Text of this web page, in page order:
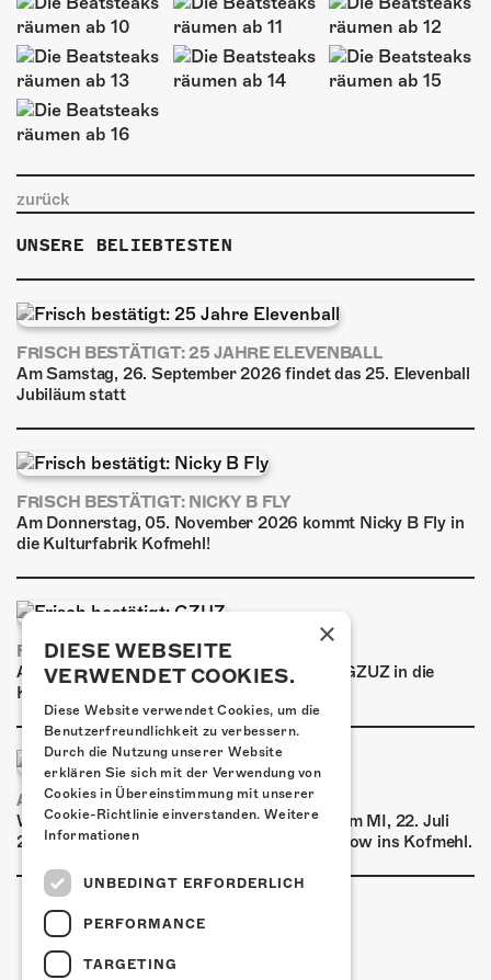
zurück
UNSERE BELIEBTESTEN
FRISCH BESTÄTIGT: 25 JAHRE ELEVENBALL
Am Samstag, 26. September 2026 findet das 25. Elevenball
Jubiläum statt
FRISCH BESTÄTIGT: NICKY B FLY
Am Donnerstag, 05. November 2026 kommt Nicky B Fly in
die Kulturfabrik Kofmehl!
FRISCH BESTÄTIGT: GZUZ
Am Donnerstag, 29. Oktober 2026 kommt GZUZ in die
Kulturfabrik Kofmehl!
AIRBOURNE - SPECIAL SUMMER SHOW
Wow, das ist ein Ding! Airbourne kommen am MI, 22. Juli
2026 für eine exklusive Special Summer Show ins Kofmehl.
×
DIESE WEBSEITE
VERWENDET COOKIES.
Diese Website verwendet Cookies, um die
Benutzerfreundlichkeit zu verbessern.
Durch die Nutzung unserer Website
erklären Sie sich mit der Verwendung von
Cookies in Übereinstimmung mit unserer
Cookie-Richtlinie einverstanden. Weitere
Informationen
UNBEDINGT ERFORDERLICH
PERFORMANCE
TARGETING